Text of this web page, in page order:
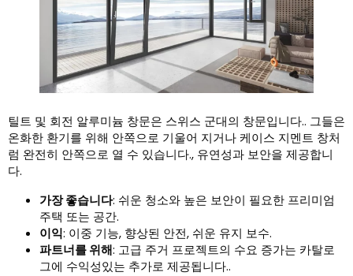
틸트 및 회전 알루미늄 창문은 스위스 군대의 창문입니다.. 그들은
온화한 환기를 위해 안쪽으로 기울어 지거나 케이스 지멘트 창처
럼 완전히 안쪽으로 열 수 있습니다., 유연성과 보안을 제공합니
다.
가장 좋습니다: 쉬운 청소와 높은 보안이 필요한 프리미엄
주택 또는 공간.
이익: 이중 기능, 향상된 안전, 쉬운 유지 보수.
파트너를 위해: 고급 주거 프로젝트의 수요 증가는 카탈로
그에 수익성있는 추가로 제공됩니다..